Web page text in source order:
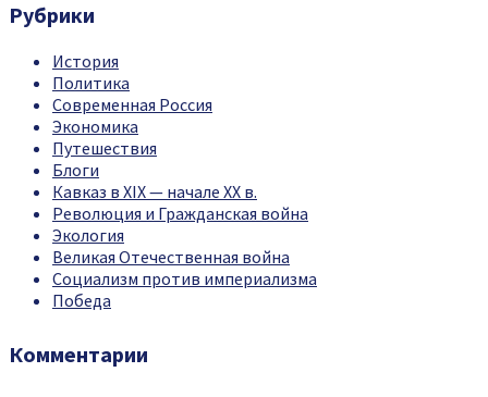
Рубрики
История
Политика
Современная Россия
Экономика
Путешествия
Блоги
Кавказ в XIX — начале XX в.
Революция и Гражданская война
Экология
Великая Отечественная война
Социализм против империализма
Победа
Комментарии